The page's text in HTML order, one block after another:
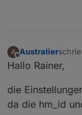
A
Offline
Australier
Hallo Rainer,
die
da die hm_id